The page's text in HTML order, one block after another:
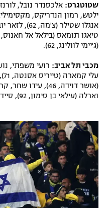
שטוטגרט:
ילטש, רמון הנדריקס,
(ג'יימי לוולינג, 62).
מכבי תל אביב: רועי משפתי,
וארלה (עילאי בן סימון, 92), סייד אבו פרחי (אלעד מדמון, 80).